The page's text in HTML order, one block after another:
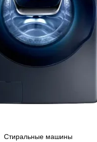
Стиральные машины